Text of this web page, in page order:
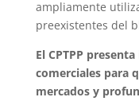
ampliamente
preexistentes del
El CPTPP
comerciales para
mercados y